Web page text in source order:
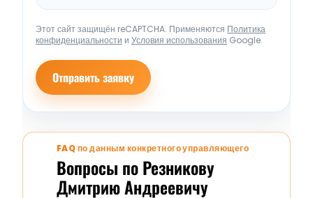
Этот сайт защищён reCAPTCHA. Применяются Политика
конфиденциальности и Условия использования Google.
Отправить заявку
FAQ по данным конкретного управляющего
Вопросы по Резникову
Дмитрию Андреевичу